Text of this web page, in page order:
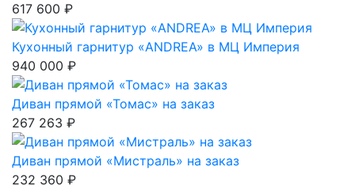
617 600 ₽
Кухонный гарнитур «ANDREA» в МЦ Империя
940 000 ₽
Диван прямой «Томас» на заказ
267 263 ₽
Диван прямой «Мистраль» на заказ
232 360 ₽